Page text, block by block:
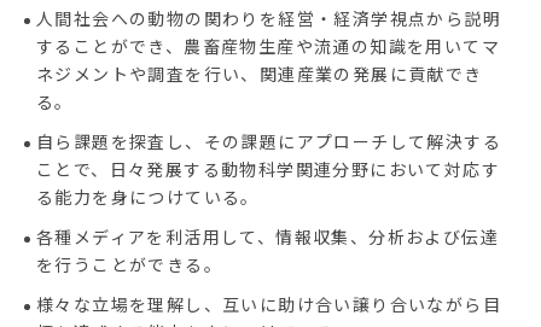
人間社会への動物の関わりを経営・経済学視点から説明
することができ、農畜産物生産や流通の知識を用いてマ
ネジメントや調査を行い、関連産業の発展に貢献でき
る。
自ら課題を探査し、その課題にアプローチして解決する
ことで、日々発展する動物科学関連分野において対応す
る能力を身につけている。
各種メディアを利活用して、情報収集、分析および伝達
を行うことができる。
様々な立場を理解し、互いに助け合い譲り合いながら目